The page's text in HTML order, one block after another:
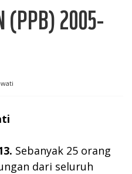
(PPB) 2005-
Sebanyak 25 orang
dari seluruh